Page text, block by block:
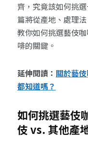
齊，究竟該如何挑
篇將從產地、處理
教你如何挑選藝伎
啡的關鍵。
延伸閱讀： 關於藝
都知道嗎？
如何挑選藝伎
伎 vs. 其他產